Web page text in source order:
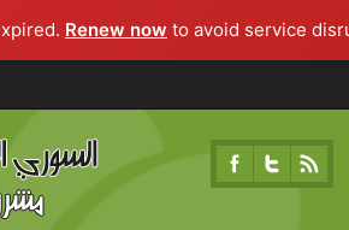
Renew now to avoid service